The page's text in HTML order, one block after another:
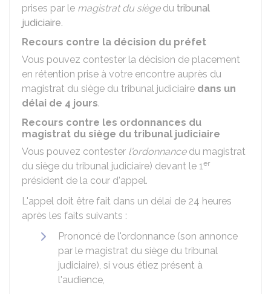
prises par le magistrat du siègedu tribunal
judiciaire.
Recours contre la décision du préfet
Vous pouvez contester la décision de placement
en rétention prise à votre encontre auprès du
magistrat du siège du tribunal judiciaire dans un
délai de 4 jours.
Recours contre les ordonnances du
magistrat du siège du tribunal judiciaire
Vous pouvez contester l'ordonnancedu magistrat
du siège du tribunal judiciaire) devant le 1er
président de la cour d'appel.
L'appel doit être fait dans un délai de 24 heures
après les faits suivants :
Prononcé de l'ordonnance (son annonce
par le magistrat du siège du tribunal
judiciaire), si vous étiez présent à
l'audience,